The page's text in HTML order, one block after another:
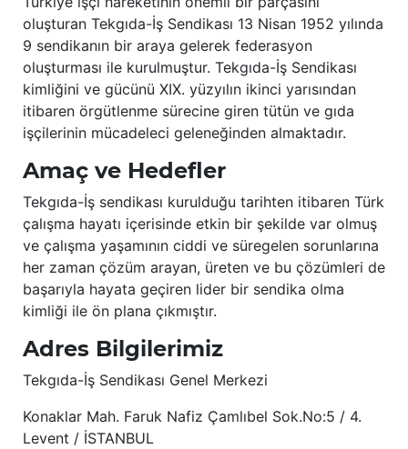
oluşturan Tekgıda-İş Sendikası 13 Nisan 1952 yılında
9 sendikanın bir araya gelerek federasyon
oluşturması ile kurulmuştur. Tekgıda-İş Sendikası
kimliğini ve gücünü XIX. yüzyılın ikinci yarısından
itibaren örgütlenme sürecine giren tütün ve gıda
işçilerinin mücadeleci geleneğinden almaktadır.
Amaç ve Hedefler
Tekgıda-İş sendikası kurulduğu tarihten itibaren Türk
çalışma hayatı içerisinde etkin bir şekilde var olmuş
ve çalışma yaşamının ciddi ve süregelen sorunlarına
her zaman çözüm arayan, üreten ve bu çözümleri de
başarıyla hayata geçiren lider bir sendika olma
kimliği ile ön plana çıkmıştır.
Adres Bilgilerimiz
Tekgıda-İş Sendikası Genel Merkezi
Konaklar Mah. Faruk Nafiz Çamlıbel Sok.No:5 / 4.
Levent / İSTANBUL